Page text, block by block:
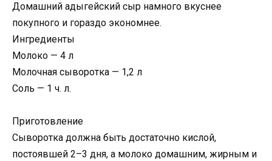
Домашний адыгейский сыр намного вкуснее
покупного и гораздо экономнее.
Ингредиенты
Молоко — 4 л
Молочная сыворотка — 1,2 л
Соль — 1 ч. л.
Приготовление
Сыворотка должна быть достаточно кислой,
постоявшей 2–3 дня, а молоко домашним, жирным и